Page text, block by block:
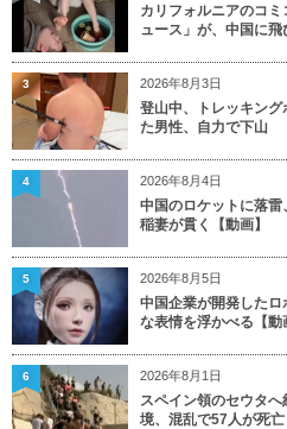
カリフォルニアのコ
ュース」が、中国に飛
2026年8月3日
登山中、トレッキング
た男性、自力で下山
3
2026年8月4日
中国のロケットに落
稲妻が貫く【動画】
4
2026年8月5日
中国企業が開発した
な表情を浮かべる【動
5
2026年8月1日
スペイン領のセウタ
境、混乱で57人が死亡
6